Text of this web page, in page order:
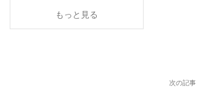
もっと見る
次の記事